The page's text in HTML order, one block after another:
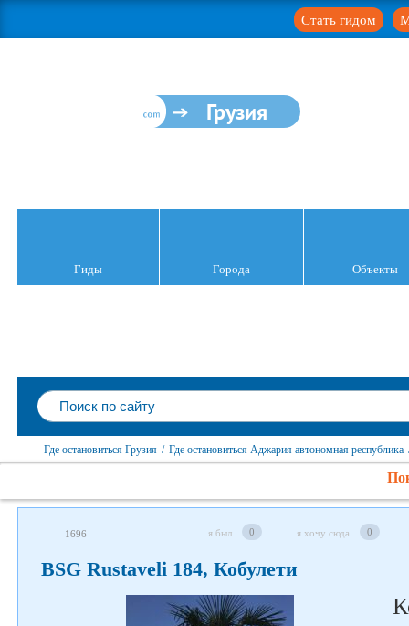
Стать гидом
Грузия
Гиды Города Объекты
Где остановиться Грузия / Где остановиться Аджария автономная республика
1696 я был 0 я хочу сюда 0
BSG Rustaveli 184, Кобулети
Следите за нами в соцсетях